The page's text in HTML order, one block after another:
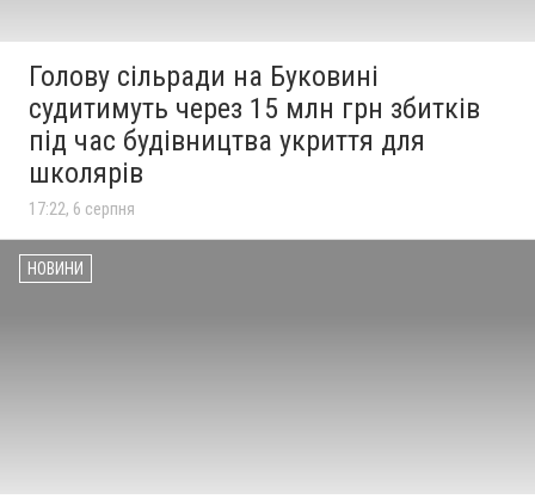
Голову сільради на Буковині
судитимуть через 15 млн грн збитків
під час будівництва укриття для
школярів
17:22, 6 серпня
НОВИНИ